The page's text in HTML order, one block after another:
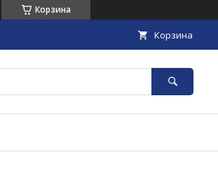
Корзина
Корзина